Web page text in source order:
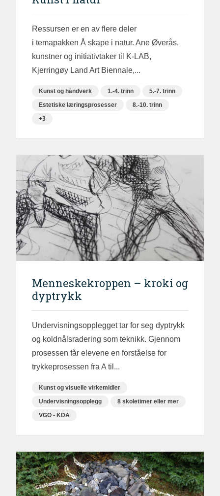
Ressursen er en av flere deler
i temapakken Å skape i natur. Ane Øverås,
kunstner og initiativtaker til K-LAB,
Kjerringøy Land Art Biennale,...
Kunst og håndverk 1.-4. trinn
5.-7. trinn
Estetiske læringsprosesser
8.-10. trinn
+3
Menneskekroppen – kroki og
dyptrykk
Undervisningsopplegget tar for seg dyptrykk
og koldnålsradering som teknikk. Gjennom
prosessen får elevene en forståelse for
trykkeprosessen fra A til...
Kunst og visuelle virkemidler
Undervisningsopplegg
8 skoletimer eller mer
VGO - KDA